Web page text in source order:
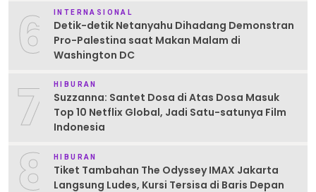
6 INTERNASIONAL
Detik-detik Netanyahu Dihadang Demonstran
Pro-Palestina saat Makan Malam di
Washington DC
7 HIBURAN
Suzzanna: Santet Dosa di Atas Dosa Masuk
Top 10 Netflix Global, Jadi Satu-satunya Film
Indonesia
8 HIBURAN
Tiket Tambahan The Odyssey IMAX Jakarta
Langsung Ludes, Kursi Tersisa di Baris Depan